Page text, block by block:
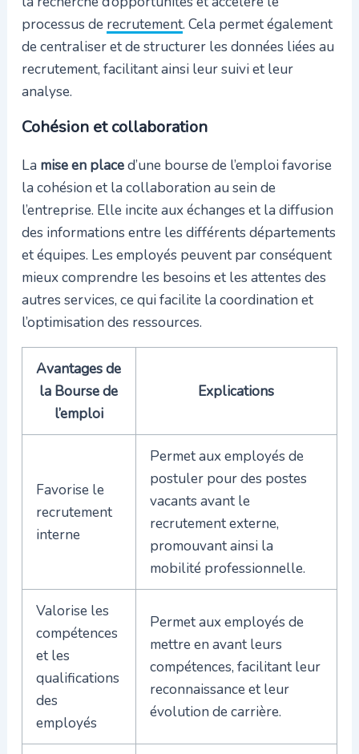
processus de recrutement. Cela permet également
de centraliser et de structurer les données liées au
recrutement, facilitant ainsi leur suivi et leur
analyse.
Cohésion et collaboration
La mise en placed’une bourse de l’emploi favorise
la cohésion et la collaboration au sein de
l’entreprise. Elle incite aux échanges et la diffusion
des informations entre les différents départements
et équipes. Les employés peuvent par conséquent
mieux comprendre les besoins et les attentes des
autres services, ce qui facilite la coordination et
l’optimisation des ressources.
Avantages de
la Bourse de
l’emploi
Explications
Favorise le
recrutement
interne
Permet aux employés de
postuler pour des postes
vacants avant le
recrutement externe,
promouvant ainsi la
mobilité professionnelle.
Valorise les
compétences
et les
qualifications
des
employés
Permet aux employés de
mettre en avant leurs
compétences, facilitant leur
reconnaissance et leur
évolution de carrière.